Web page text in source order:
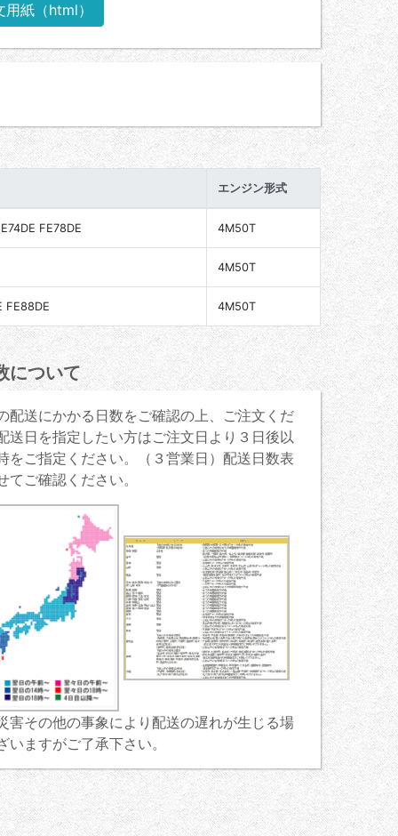
用紙（html）
エンジン形式
FE78DE 4M50T
4M50T
FE88DE 4M50T
について
配送にかかる日数をご確認の上、ご注文くだ
送日を指定したい方はご注文日より３日後以
をご指定ください。（３営業日）配送日数表
てご確認ください。
害その他の事象により配送の遅れが生じる場
いますがご了承下さい。